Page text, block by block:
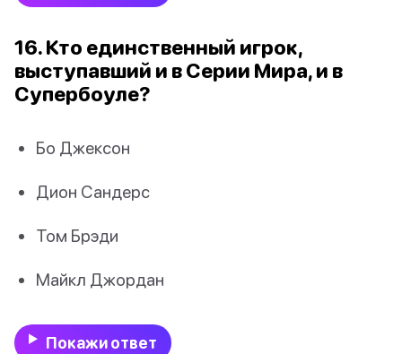
16. Кто единственный игрок,
выступавший и в Серии Мира, и в
Супербоуле?
Бо Джексон
Дион Сандерс
Том Брэди
Майкл Джордан
Покажи ответ